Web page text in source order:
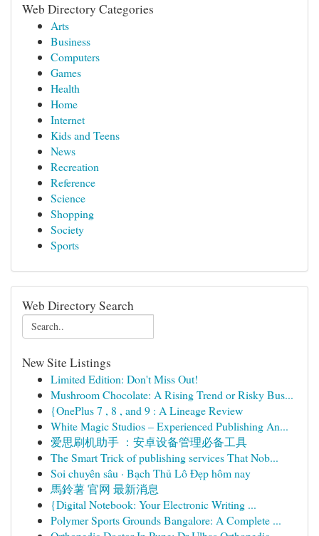
Web Directory Categories
Arts
Business
Computers
Games
Health
Home
Internet
Kids and Teens
News
Recreation
Reference
Science
Shopping
Society
Sports
Web Directory Search
New Site Listings
Limited Edition: Don't Miss Out!
Mushroom Chocolate: A Rising Trend or Risky Bus...
{OnePlus 7 , 8 , and 9 : A Lineage Review
White Magic Studios – Experienced Publishing An...
爱思刷机助手 ：安卓设备管理必备工具
The Smart Trick of publishing services That Nob...
Soi chuyên sâu · Bạch Thủ Lô Đẹp hôm nay
馬鈴薯 官网 最新消息
{Digital Notebook: Your Electronic Writing ...
Polymer Sports Grounds Bangalore: A Complete ...